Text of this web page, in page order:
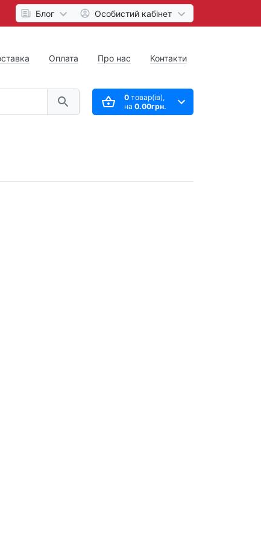
Блог Особистий кабінет
Оплата Про нас Контакти
0товар(ів),
на 0.00грн.